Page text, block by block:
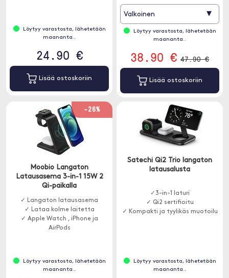
Löytyy varastosta, lähetetään
maananta..
24.90 €
Lisää ostoskoriin
Valkoinen ▾
Löytyy varastosta, lähetetään
maananta..
38.90 € 47.90 €
Lisää ostoskoriin
-26%
Moobio Langaton
Latausasema 3-in-1 15W 2
Qi-paikalla
✓ Langaton latausasema
✓ Lataa kolme laitetta
✓ Apple Watch , iPhone ja
AirPods
Löytyy varastosta, lähetetään
maananta..
Satechi Qi2 Trio langaton
latausalusta
✓3-in-1 laturi
✓ Qi2 sertifioitu
✓ Kompakti ja tyylikäs muotoilu
Löytyy varastosta, lähetetään
maananta..